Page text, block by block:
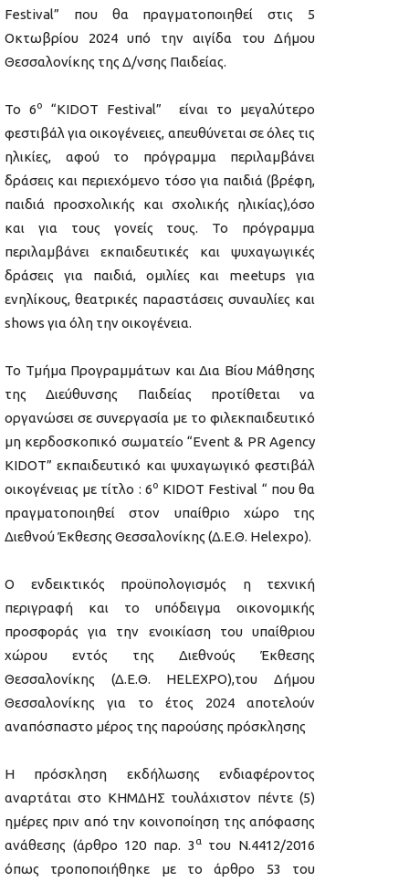
Festival” που θα πραγματοποιηθεί στις 5
Οκτωβρίου 2024 υπό την αιγίδα του Δήμου
Θεσσαλονίκης της Δ/νσης Παιδείας.
Το 6ο
“KIDOT Festival” είναι το μεγαλύτερο
φεστιβάλ για οικογένειες, απευθύνεται σε όλες τις
ηλικίες, αφού το πρόγραμμα περιλαμβάνει
δράσεις και περιεχόμενο τόσο για παιδιά (βρέφη,
παιδιά προσχολικής και σχολικής ηλικίας),όσο
και για τους γονείς τους. Το πρόγραμμα
περιλαμβάνει εκπαιδευτικές και ψυχαγωγικές
δράσεις για παιδιά, ομιλίες και meetups για
ενηλίκους, θεατρικές παραστάσεις συναυλίες και
shows για όλη την οικογένεια.
Το Τμήμα Προγραμμάτων και Δια Βίου Μάθησης
της Διεύθυνσης Παιδείας προτίθεται να
οργανώσει σε συνεργασία με το φιλεκπαιδευτικό
μη κερδοσκοπικό σωματείο “Event & PR Agency
KIDOT” εκπαιδευτικό και ψυχαγωγικό φεστιβάλ
οικογένειας με τίτλο : 6ο KIDOT Festival “ που θα
πραγματοποιηθεί στον υπαίθριο χώρο της
Διεθνού Έκθεσης Θεσσαλονίκης (Δ.Ε.Θ. Helexpo).
Ο ενδεικτικός προϋπολογισμός η τεχνική
περιγραφή και το υπόδειγμα οικονομικής
προσφοράς για την ενοικίαση του υπαίθριου
χώρου εντός της Διεθνούς Έκθεσης
Θεσσαλονίκης (Δ.Ε.Θ. HELEXPO),του Δήμου
Θεσσαλονίκης για το έτος 2024 αποτελούν
αναπόσπαστο μέρος της παρούσης πρόσκλησης
Η πρόσκληση εκδήλωσης ενδιαφέροντος
αναρτάται στο ΚΗΜΔΗΣ τουλάχιστον πέντε (5)
ημέρες πριν από την κοινοποίηση της απόφασης
ανάθεσης (άρθρο 120 παρ. 3 ατου Ν.4412/2016
όπως τροποποιήθηκε με το άρθρο 53 του